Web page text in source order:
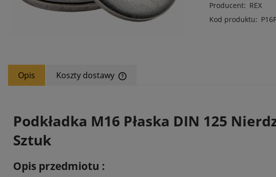
Producent: REX
Kod produktu:
Opis Koszty dostawy
Podkładka M16 Płaska DIN 125
Sztuk
Opis przedmiotu :